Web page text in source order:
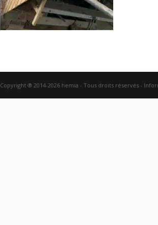
Copyright ® 2014-2026 hemia - Tous droits réservés -